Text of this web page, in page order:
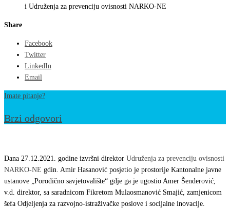
i Udruženja za prevenciju ovisnosti NARKO-NE
Share
Facebook
Twitter
LinkedIn
Email
Imate pitanje?
Brzi odgovori
Protokol
o
saradnji
između
Dana 27.12.2021. godine izvršni direktor Udruženja za prevenciju ovisnosti
NARKO-NE gdin. Amir Hasanović posjetio je prostorije Kantonalne javne
ustanove „Porodično savjetovalište“ gdje ga je ugostio Amer Šenderović,
v.d. direktor, sa saradnicom Fikretom Mulaosmanović Smajić, zamjenicom
šefa Odjeljenja za razvojno-istraživačke poslove i socijalne inovacije.